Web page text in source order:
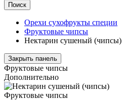
Поиск
Орехи сухофрукты специи
Фруктовые чипсы
Нектарин сушеный (чипсы)
Закрыть панель
Фруктовые чипсы
Дополнительно
Фруктовые чипсы